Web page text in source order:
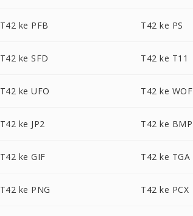
T42 ke PFB T42 ke PS
T42 ke SFD T42 ke T11
T42 ke UFO T42 ke
T42 ke JP2 T42 ke BMP
T42 ke GIF T42 ke TGA
T42 ke PNG T42 ke PCX